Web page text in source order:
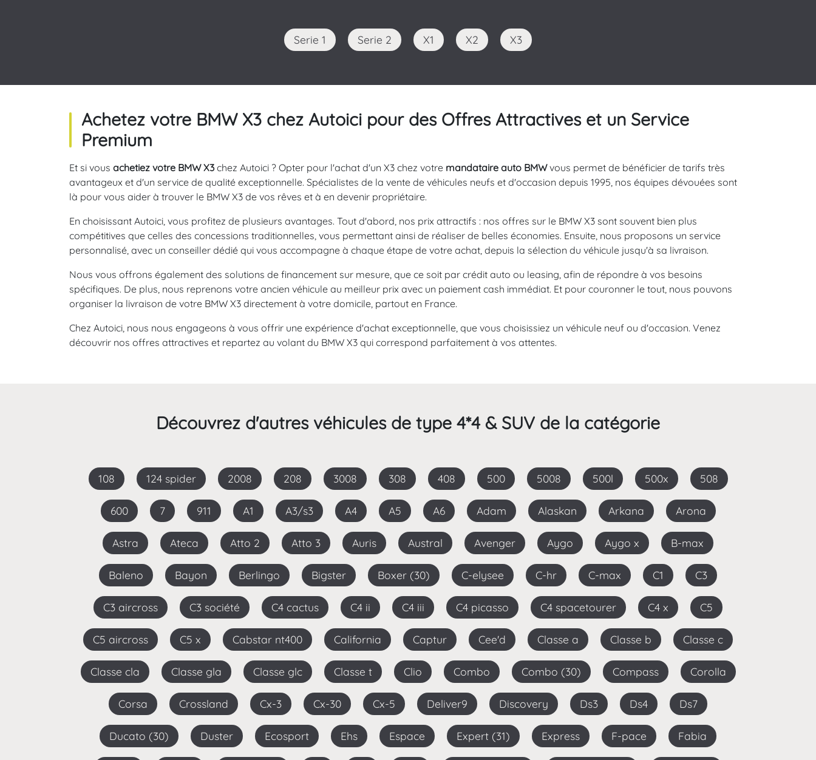
Serie 1 Serie 2 X1 X2 X3
Achetez votre BMW X3 chez Autoici pour des Offres Attractives et un Service
Premium
Et si vous achetiez votre BMW X3 chez Autoici ? Opter pour l'achat d'un X3 chez votre mandataire auto BMWvous permet de bénéficier de tarifs très
avantageux et d'un service de qualité exceptionnelle. Spécialistes de la vente de véhicules neufs et d'occasion depuis 1995, nos équipes dévouées sont
là pour vous aider à trouver le BMW X3 de vos rêves et à en devenir propriétaire.
En choisissant Autoici, vous profitez de plusieurs avantages. Tout d'abord, nos prix attractifs : nos offres sur le BMW X3 sont souvent bien plus
compétitives que celles des concessions traditionnelles, vous permettant ainsi de réaliser de belles économies. Ensuite, nous proposons un service
personnalisé, avec un conseiller dédié qui vous accompagne à chaque étape de votre achat, depuis la sélection du véhicule jusqu'à sa livraison.
Nous vous offrons également des solutions de financement sur mesure, que ce soit par crédit auto ou leasing, afin de répondre à vos besoins
spécifiques. De plus, nous reprenons votre ancien véhicule au meilleur prix avec un paiement cash immédiat. Et pour couronner le tout, nous pouvons
organiser la livraison de votre BMW X3 directement à votre domicile, partout en France.
Chez Autoici, nous nous engageons à vous offrir une expérience d'achat exceptionnelle, que vous choisissiez un véhicule neuf ou d'occasion. Venez
découvrir nos offres attractives et repartez au volant du BMW X3 qui correspond parfaitement à vos attentes.
Découvrez d'autres véhicules de type 4*4 & SUV de la catégorie
108 124 spider 2008 208 3008 308 408 500 5008 500l 500x 508
600 7 911 A1 A3/s3 A4 A5 A6 Adam Alaskan Arkana Arona
Astra Ateca Atto 2 Atto 3 Auris Austral Avenger Aygo Aygo x B-max
Baleno Bayon Berlingo Bigster Boxer (30) C-elysee C-hr C-max C1 C3
C3 aircross C3 société C4 cactus C4 ii C4 iii C4 picasso C4 spacetourer C4 x C5
C5 aircross C5 x Cabstar nt400 California Captur Cee'd Classe a Classe b Classe c
Classe cla Classe gla Classe glc Classe t Clio Combo Combo (30) Compass Corolla
Corsa Crossland Cx-3 Cx-30 Cx-5 Deliver9 Discovery Ds3 Ds4 Ds7
Ducato (30) Duster Ecosport Ehs Espace Expert (31) Express F-pace Fabia